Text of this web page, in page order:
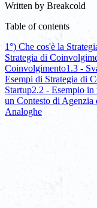
Written by Breakcold
Table of contents
1°) Che cos'è la
Strategia di
Coinvolgimento1.3 -
Esempi di Strategia di
Startup2.2 - Esempio in
un Contesto di
Analoghe